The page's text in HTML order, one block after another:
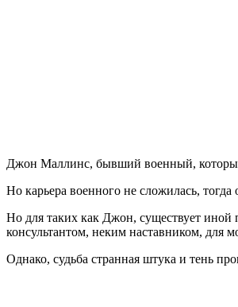
Джон Маллинс, бывший военный,
Но карьера военного не сложилась, тогда
Но для таких как Джон, существует иной
консультантом, неким наставником, для
Однако, судьба странная штука и тень